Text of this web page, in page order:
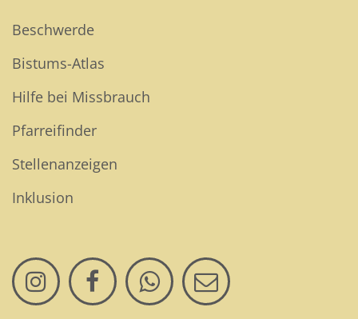
Beschwerde
Bistums-Atlas
Hilfe bei Missbrauch
Pfarreifinder
Stellenanzeigen
Inklusion